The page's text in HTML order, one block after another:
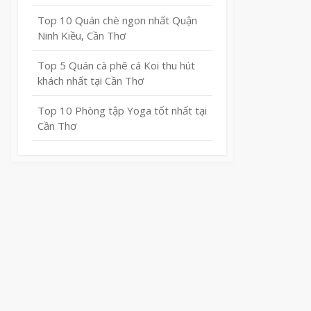
Top 10 Quán chè ngon nhất Quận
Ninh Kiều, Cần Thơ
Top 5 Quán cà phê cá Koi thu hút
khách nhất tại Cần Thơ
Top 10 Phòng tập Yoga tốt nhất tại
Cần Thơ